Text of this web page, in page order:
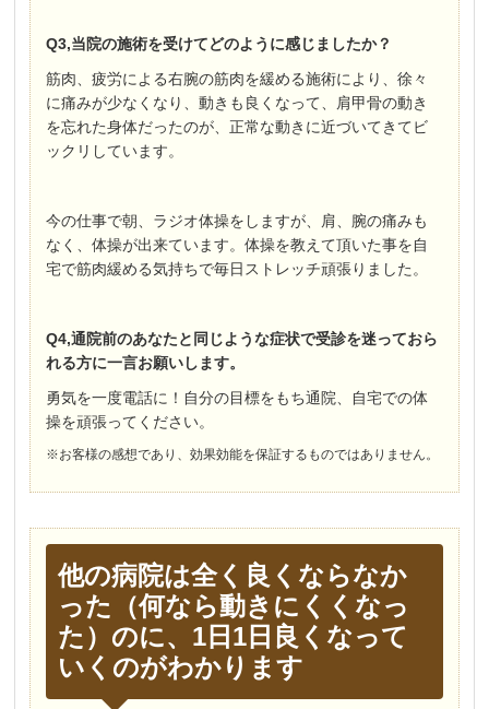
Q3,当院の施術を受けてどのように感じましたか？
筋肉、疲労による右腕の筋肉を緩める施術により、徐々
に痛みが少なくなり、動きも良くなって、肩甲骨の動き
を忘れた身体だったのが、正常な動きに近づいてきてビ
ックリしています。
今の仕事で朝、ラジオ体操をしますが、肩、腕の痛みも
なく、体操が出来ています。体操を教えて頂いた事を自
宅で筋肉緩める気持ちで毎日ストレッチ頑張りました。
Q4,通院前のあなたと同じような症状で受診を迷っておら
れる方に一言お願いします。
勇気を一度電話に！自分の目標をもち通院、自宅での体
操を頑張ってください。
※お客様の感想であり、効果効能を保証するものではありません。
他の病院は全く良くならなか
った（何なら動きにくくなっ
た）のに、1日1日良くなって
いくのがわかります